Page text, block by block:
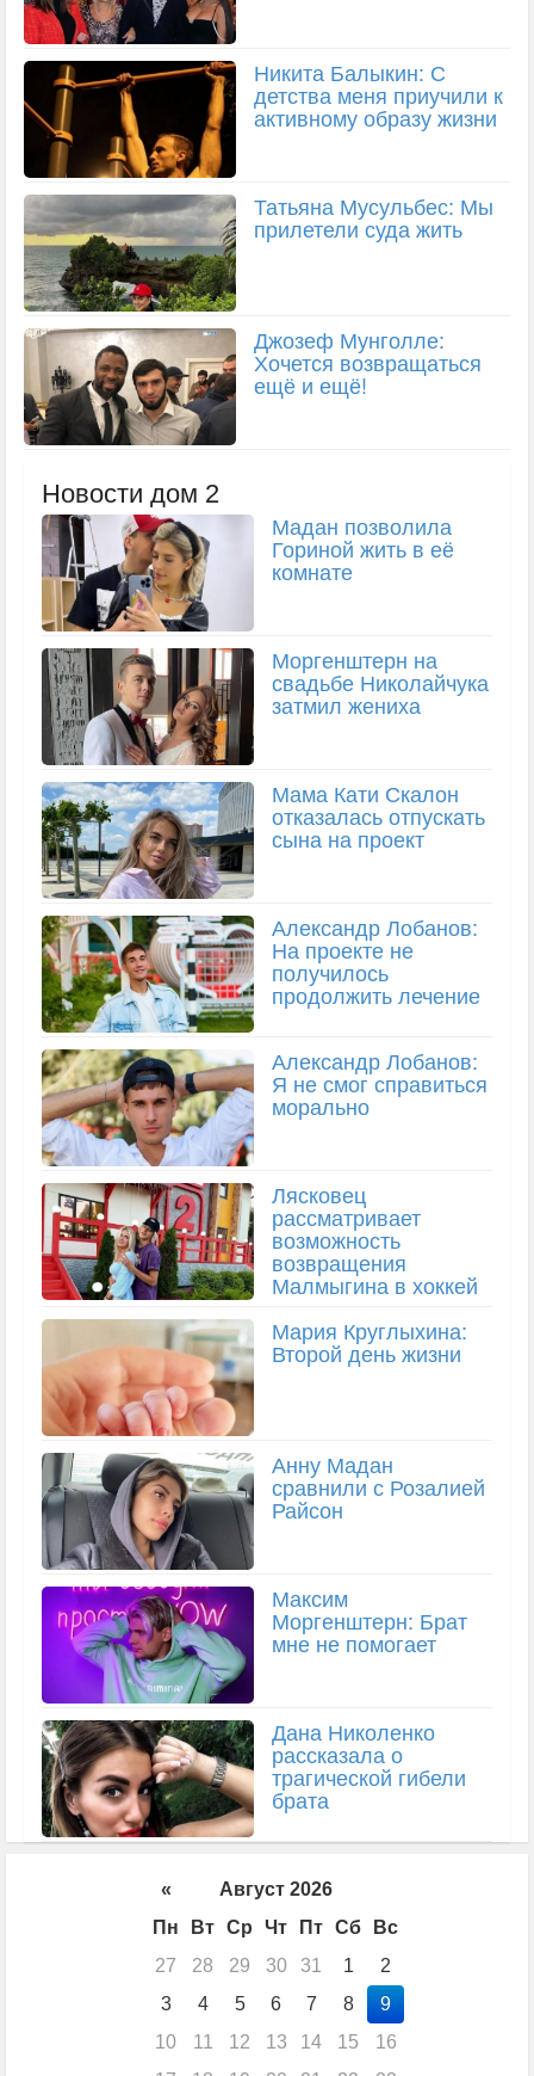
Никита Балыкин: С
детства меня приучили к
активному образу жизни
Татьяна Мусульбес: Мы
прилетели суда жить
Джозеф Мунголле:
Хочется возвращаться
ещё и ещё!
Новости дом 2
Мадан позволила
Гориной жить в её
комнате
Моргенштерн на
свадьбе Николайчука
затмил жениха
Мама Кати Скалон
отказалась отпускать
сына на проект
Александр Лобанов:
На проекте не
получилось
продолжить лечение
Александр Лобанов:
Я не смог справиться
морально
Лясковец
рассматривает
возможность
возвращения
Малмыгина в хоккей
Мария Круглыхина:
Второй день жизни
Анну Мадан
сравнили с Розалией
Райсон
Максим
Моргенштерн: Брат
мне не помогает
Дана Николенко
рассказала о
трагической гибели
брата
«
Август 2026
Пн
Вт Ср Чт Пт Сб
Вс
27
28 29 30 31 1
2
3
4 5 6 7 8
9
10
11 12 13 14 15
16